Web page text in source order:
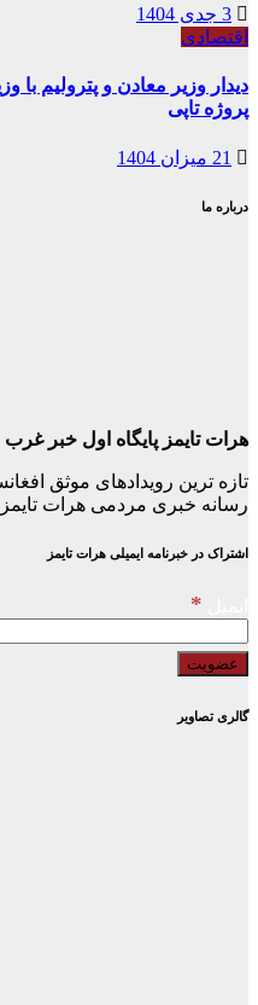
3 جدی 1404
اقتصادی
دیدار وزیر معادن و پترولیم با
پروژه تاپی
21 میزان 1404
درباره ما
هرات تایمز پایگاه اول خبر غرب
تازه ترین رویدادهای موثق
رسانه خبری مردمی هرات تایمز
اشتراک در خبرنامه ایمیلی هرات تایمز
*
گالری تصاویر